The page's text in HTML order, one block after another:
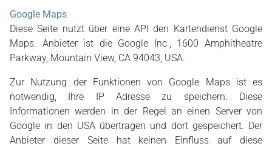
Google Maps
Diese Seite nutzt über eine API den Kartendienst Google
Maps. Anbieter ist die Google Inc., 1600 Amphitheatre
Parkway, Mountain View, CA 94043, USA.
Zur Nutzung der Funktionen von Google Maps ist es
notwendig, Ihre IP Adresse zu speichern. Diese
Informationen werden in der Regel an einen Server von
Google in den USA übertragen und dort gespeichert. Der
Anbieter dieser Seite hat keinen Einfluss auf diese